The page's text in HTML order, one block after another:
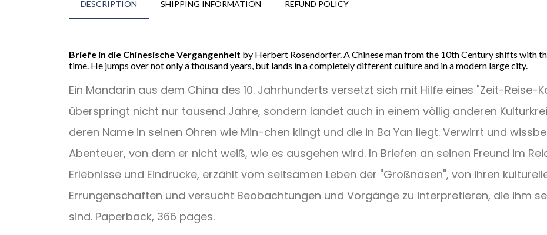
DESCRIPTION SHIPPING INFORMATION REFUND POLICY
Briefe in die Chinesische Vergangenheit by Herbert Rosendorfer. A Chinese man from the 10th Century shifts with
time. He jumps over not only a thousand years, but lands in a completely different culture and in a modern large city.
Ein Mandarin aus dem China des 10. Jahrhunderts versetzt sich mit Hilfe eines "Zeit-Reise-
überspringt nicht nur tausend Jahre, sondern landet auch in einem völlig anderen
deren Name in seinen Ohren wie Min-chen klingt und die in Ba Yan liegt. Verwirrt und
Abenteuer, von dem er nicht weiß, wie es ausgehen wird. In Briefen an seinen Freund im
Erlebnisse und Eindrücke, erzählt vom seltsamen Leben der "Großnasen", von ihren
Errungenschaften und versucht Beobachtungen und Vorgänge zu interpretieren, die ihm
sind. Paperback, 366 pages.